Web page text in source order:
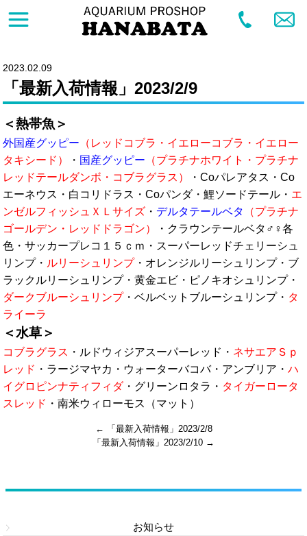
2023.02.09
「最新入荷情報」2023/2/9
＜熱帯魚＞
外国産グッピー （レッドコブラ・イエローコブラ・イエロー
タキシード）
・ 国産グッピー （プラチナホワイト・プラチナ
レッドテールダンボ・コブラグラス）
・Coパレアタス・Co
エーネウス・白コリドラス・Coパンダ・鯉ソードテール・ エ
ンゼルフィッシュＸＬサイズ ・ デルタテールベタ
（プラチナ
ゴールデン・レッドドラゴン）
・クラウンテールベタ♂♀各
色・サッカープレコ１５ｃｍ・スーパーレッドチェリーシュ
リンプ・ ルリーシュリンプ・オレンジルリーシュリンプ・ブ
ラックルリーシュリンプ・黄金エビ・ピノキオシュリンプ・
ダークブルーシュリンプ・ベルベットブルーシュリンプ・ タ
ライーラ
＜水草＞
コブラグラス ・ルドウィジアスーパーレッド・ ネサエアＳｐ
レッド ・ラージマヤカ・ウォーターバコバ・アンブリア・ハ
イグロピンナティフィダ・グリーンロタラ・ タイガーロータ
スレッド ・南米ウィローモス（マット）
←
「最新入荷情報」2023/2/8
「最新入荷情報」2023/2/10 →
お知らせ